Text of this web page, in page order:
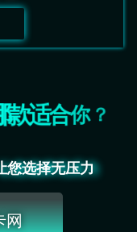
辅助推荐！
您选择无压力
网